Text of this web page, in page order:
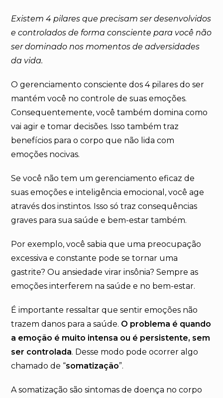
Existem 4 pilares que precisam ser desenvolvidos
e controlados de forma consciente para você não
ser dominado nos momentos de adversidades
da vida.
O gerenciamento consciente dos 4 pilares do ser
mantém você no controle de suas emoções.
Consequentemente, você também domina como
vai agir e tomar decisões. Isso também traz
benefícios para o corpo que não lida com
emoções nocivas.
Se você não tem um gerenciamento eficaz de
suas emoções e inteligência emocional, você age
através dos instintos. Isso só traz consequências
graves para sua saúde e bem-estar também.
Por exemplo, você sabia que uma preocupação
excessiva e constante pode se tornar uma
gastrite? Ou ansiedade virar insônia? Sempre as
emoções interferem na saúde e no bem-estar.
É importante ressaltar que sentir emoções não
trazem danos para a saúde. O problema é quando
a emoção é muito intensa ou é persistente, sem
ser controlada. Desse modo pode ocorrer algo
chamado de “somatização”.
A somatização são sintomas de doença no corpo